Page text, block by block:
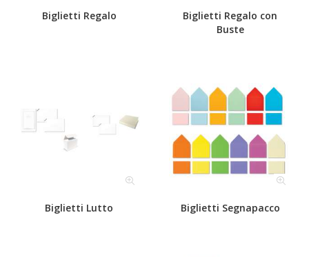
Biglietti Regalo
Biglietti Regalo con
Buste
Biglietti Lutto Biglietti Segnapacco